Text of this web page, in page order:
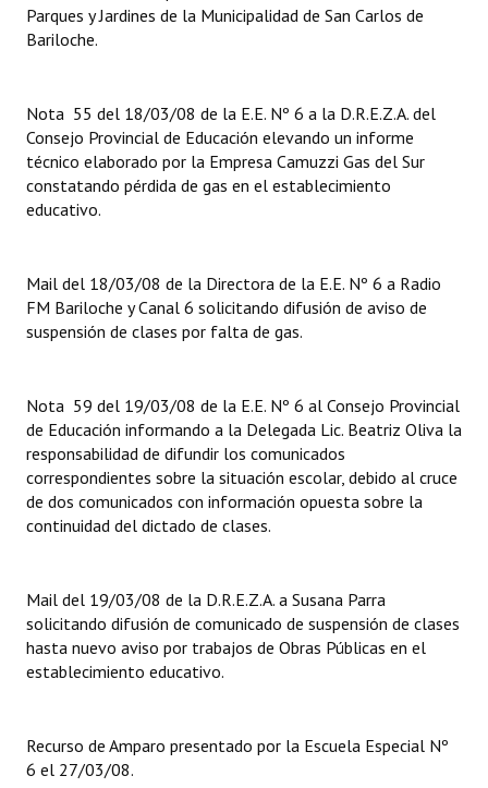
Datos Históricos
Mujeres que Dejaron Huellas - Registro
Periodistas Decanos - Registro
Banca del Vecino - Registro
Huéspedes de Honor - Registro
Reconocimientos - Registro
Bariloche, Municipio intercultural
Entrega de distinciones
Parques y Jardines de la Municipalidad de San Carlos de
Bariloche.
Nota 55 del 18/03/08 de la E.E. Nº 6 a la D.R.E.Z.A. del
Consejo Provincial de Educación elevando un informe
técnico elaborado por la Empresa Camuzzi Gas del Sur
constatando pérdida de gas en el establecimiento
educativo.
Mail del 18/03/08 de la Directora de la E.E. Nº 6 a Radio
FM Bariloche y Canal 6 solicitando difusión de aviso de
suspensión de clases por falta de gas.
Nota 59 del 19/03/08 de la E.E. Nº 6 al Consejo Provincial
de Educación informando a la Delegada Lic. Beatriz Oliva la
responsabilidad de difundir los comunicados
correspondientes sobre la situación escolar, debido al cruce
de dos comunicados con información opuesta sobre la
continuidad del dictado de clases.
Mail del 19/03/08 de la D.R.E.Z.A. a Susana Parra
solicitando difusión de comunicado de suspensión de clases
hasta nuevo aviso por trabajos de Obras Públicas en el
establecimiento educativo.
Recurso de Amparo presentado por la Escuela Especial Nº
6 el 27/03/08.